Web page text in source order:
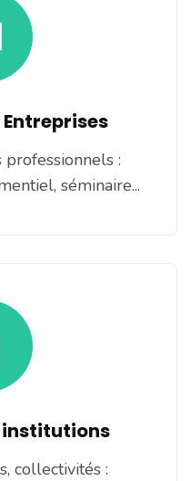
:
séminaire...
institutions
collectivités :